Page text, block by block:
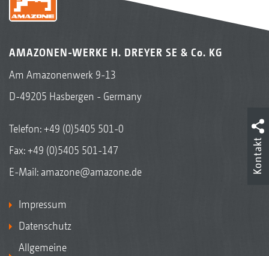
AMAZONEN-WERKE H. DREYER SE & Co. KG
Am Amazonenwerk 9-13
D-49205 Hasbergen - Germany
Telefon:+49 (0)5405 501-0
Fax: +49 (0)5405 501-147
E-Mail: amazone@amazone.de
Impressum
Datenschutz
Allgemeine
Kontakt